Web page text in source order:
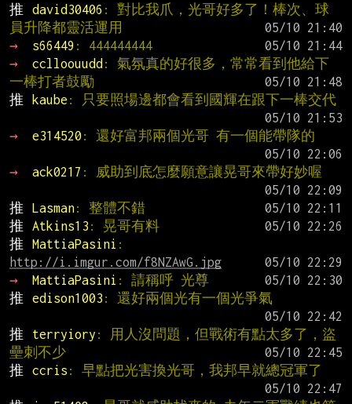
推
david30406 : 對比我爪，光哥好多了！棒次、球
員升降都靈活運用
→
s66449 : 444444444
→
cclloouudd : 氣氛真的好很多，常常看到他給下
一棒打者鼓勵
推
kaube : 只要照場邊都會看到國輝在跟下一棒交代
→
e314520 : 還好富邦兩個光哥 有一個能帶隊的
→
ack0217 : 威助到底怎麼願意讓晃哥來帶好妙喔
推
Lasman: 整體不錯
推
Atkins13 : 晃哥有料
推
MattiaPasini
http://i.imgur.com/f8NZAwG.jpg
→
MattiaPasini : 請稱呼 光尊
推
edison1003 : 還好兩個光有一個光爭氣
推
terryiory : 用人沒問題，但戰術有點太多了，盜
壘刺不少
推
ccris : 早點把光害換光哥，我邦早就總冠軍了